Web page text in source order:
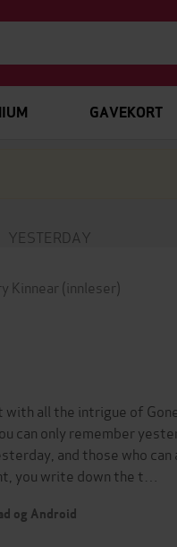
GAVEKORT
YESTERDAY
Kinnear (innleser)
all the intrigue of
can only remember
and those who
you write down the t…
og Android